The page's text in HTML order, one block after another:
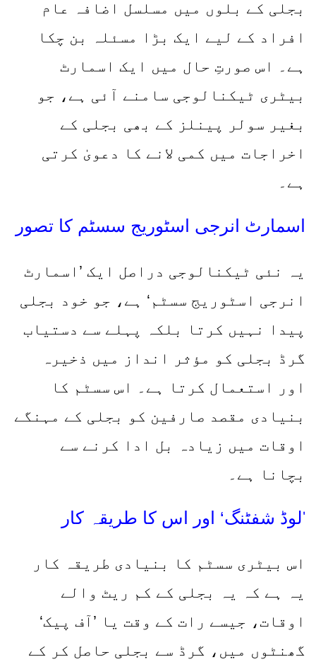
بجلی کے بلوں میں مسلسل اضافہ عام
افراد کے لیے ایک بڑا مسئلہ بن چکا
ہے۔ اس صورتِ حال میں ایک اسمارٹ
بیٹری ٹیکنالوجی سامنے آئی ہے، جو
بغیر سولر پینلز کے بھی بجلی کے
اخراجات میں کمی لانے کا دعویٰ کرتی
ہے۔
اسمارٹ انرجی اسٹوریج سسٹم کا تصور
یہ نئی ٹیکنالوجی دراصل ایک ’اسمارٹ
انرجی اسٹوریج سسٹم‘ ہے، جو خود بجلی
پیدا نہیں کرتا بلکہ پہلے سے دستیاب
گرڈ بجلی کو مؤثر انداز میں ذخیرہ
اور استعمال کرتا ہے۔ اس سسٹم کا
بنیادی مقصد صارفین کو بجلی کے مہنگے
اوقات میں زیادہ بل ادا کرنے سے
بچانا ہے۔
’لوڈ شفٹنگ‘ اور اس کا طریقہ کار
اس بیٹری سسٹم کا بنیادی طریقہ کار
یہ ہے کہ یہ بجلی کے کم ریٹ والے
اوقات، جیسے رات کے وقت یا ’آف پیک‘
گھنٹوں میں، گرڈ سے بجلی حاصل کر کے